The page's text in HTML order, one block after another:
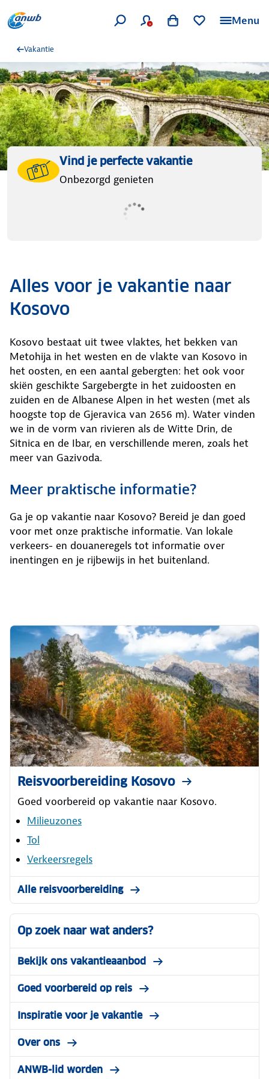
Menu
Vakantie
Vind je perfecte vakantie
Onbezorgd genieten
Alles voor je vakantie naar
Kosovo
Kosovo bestaat uit twee vlaktes, het bekken van
Metohija in het westen en de vlakte van Kosovo in
het oosten, en een aantal gebergten: het ook voor
skiën geschikte Sargebergte in het zuidoosten en
zuiden en de Albanese Alpen in het westen (met als
hoogste top de Gjeravica van 2656 m). Water vinden
we in de vorm van rivieren als de Witte Drin, de
Sitnica en de Ibar, en verschillende meren, zoals het
meer van Gazivoda.
Meer praktische informatie?
Ga je op vakantie naar Kosovo? Bereid je dan goed
voor met onze praktische informatie. Van lokale
verkeers- en douaneregels tot informatie over
inentingen en je rijbewijs in het buitenland.
Reisvoorbereiding Kosovo
Goed voorbereid op vakantie naar Kosovo.
Milieuzones
Tol
Verkeersregels
Alle reisvoorbereiding
Op zoek naar wat anders?
Bekijk ons vakantieaanbod
Goed voorbereid op reis
Inspiratie voor je vakantie
Over ons
ANWB-lid worden